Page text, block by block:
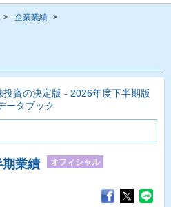
> 企業業績 >
投資の決定版 - 2026年度下半期版
ータブック
業績 オフィシャル